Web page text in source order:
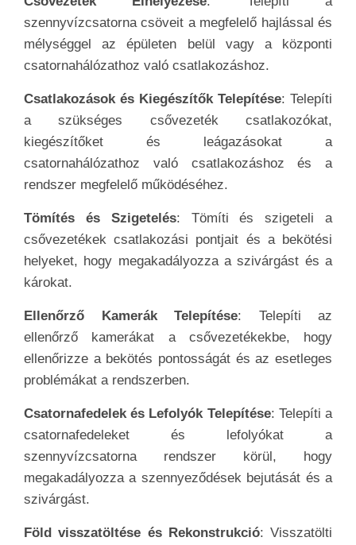
szennyvízcsatorna csöveit a megfelelő hajlással és
mélységgel az épületen belül vagy a központi
csatornahálózathoz való csatlakozáshoz.
Csatlakozások és Kiegészítők Telepítése: Telepíti
a szükséges csővezeték csatlakozókat,
kiegészítőket és leágazásokat a
csatornahálózathoz való csatlakozáshoz és a
rendszer megfelelő működéséhez.
Tömítés és Szigetelés: Tömíti és szigeteli a
csővezetékek csatlakozási pontjait és a bekötési
helyeket, hogy megakadályozza a szivárgást és a
károkat.
Ellenőrző Kamerák Telepítése: Telepíti az
ellenőrző kamerákat a csővezetékekbe, hogy
ellenőrizze a bekötés pontosságát és az esetleges
problémákat a rendszerben.
Csatornafedelek és Lefolyók Telepítése: Telepíti a
csatornafedeleket és lefolyókat a
szennyvízcsatorna rendszer körül, hogy
megakadályozza a szennyeződések bejutását és a
szivárgást.
Föld visszatöltése és Rekonstrukció: Visszatölti